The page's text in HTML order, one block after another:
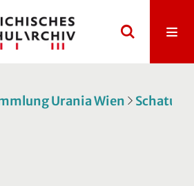
Urania Wien